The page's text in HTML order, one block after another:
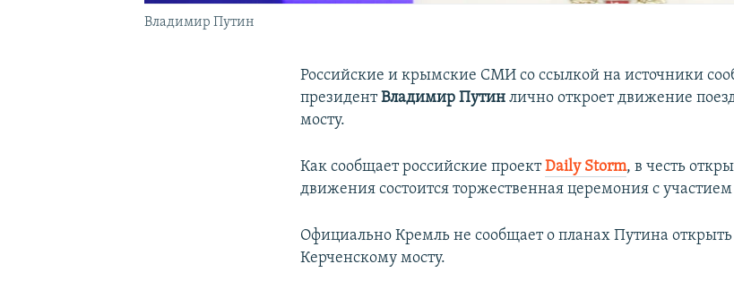
Владимир Путин
Российские и крымские СМИ со ссылкой на источники
президентВладимир Путин лично откроет движение
мосту.
Как сообщает российские проектDaily Storm, в честь
движения состоится торжественная церемония с
Официально Кремль не сообщает о планах Путина
Керченскому мосту.